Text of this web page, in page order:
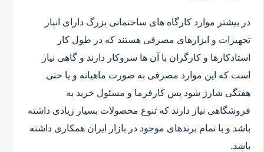
در بیشتر موارد کارگاه های ساختمانی بزرگ دارای انبار
تجهیزات و ابزارهای مصرفی هستند که در طول کار
استادکارها و کارگران با آن ها سروکار دارند و گاهی نیاز
است که این موارد مصرفی به صورت ماهیانه و یا حتی
هفتگی شارژ شود پس کارفرما و مسئول خرید به
فروشگاهی نیاز دارند که تنوع محصولات بسیار زیادی داشته
باشد و با تمام برندهای موجود در بازار ایران همکاری داشته
باشد.